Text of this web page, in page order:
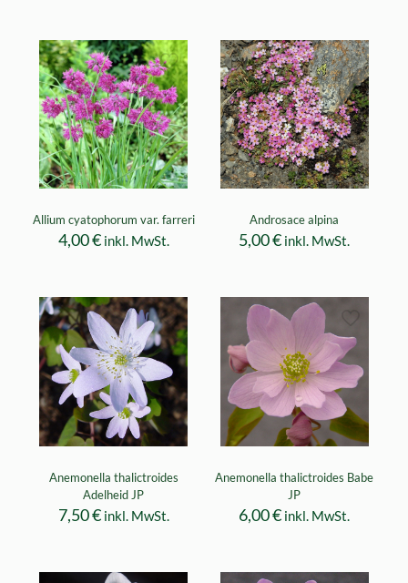
Allium cyatophorum var. farreri
4,00€ inkl. MwSt.
Androsace alpina
5,00€ inkl. MwSt.
Anemonella thalictroides
Adelheid JP
7,50€ inkl. MwSt.
Anemonella thalictroides Babe
JP
6,00€ inkl. MwSt.